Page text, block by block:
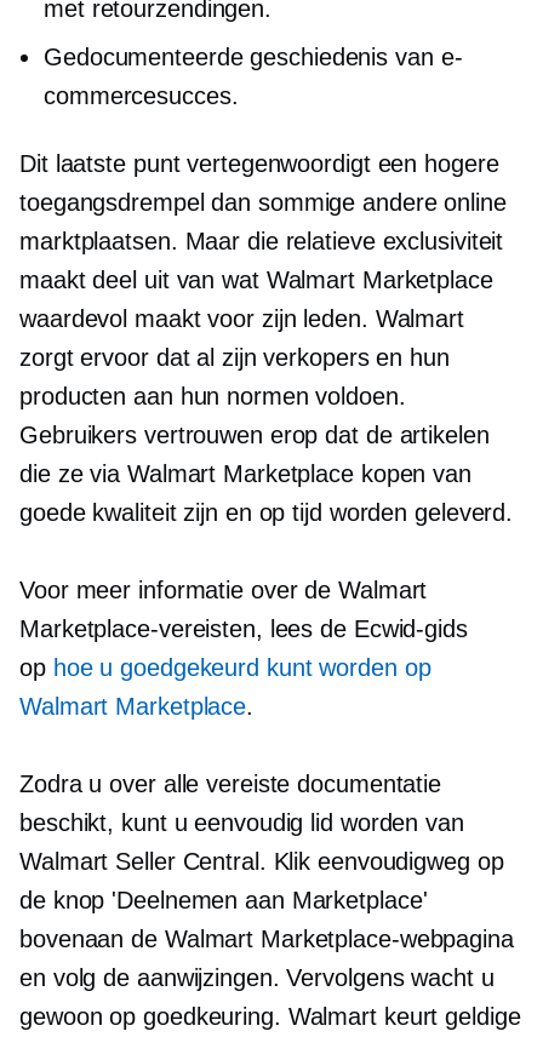
met retourzendingen.
Gedocumenteerde geschiedenis van e-
commercesucces.
Dit laatste punt vertegenwoordigt een hogere
toegangsdrempel dan sommige andere online
marktplaatsen. Maar die relatieve exclusiviteit
maakt deel uit van wat Walmart Marketplace
waardevol maakt voor zijn leden. Walmart
zorgt ervoor dat al zijn verkopers en hun
producten aan hun normen voldoen.
Gebruikers vertrouwen erop dat de artikelen
die ze via Walmart Marketplace kopen van
goede kwaliteit zijn en op tijd worden geleverd.
Voor meer informatie over de Walmart
Marketplace-vereisten, lees de Ecwid-gids
op hoe u goedgekeurd kunt worden op
Walmart Marketplace.
Zodra u over alle vereiste documentatie
beschikt, kunt u eenvoudig lid worden van
Walmart Seller Central. Klik eenvoudigweg op
de knop 'Deelnemen aan Marketplace'
bovenaan de Walmart Marketplace-webpagina
en volg de aanwijzingen. Vervolgens wacht u
gewoon op goedkeuring. Walmart keurt geldige